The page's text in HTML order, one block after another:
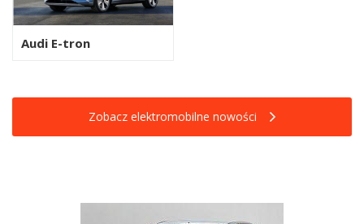
Audi E-tron
Zobacz elektromobilne nowości